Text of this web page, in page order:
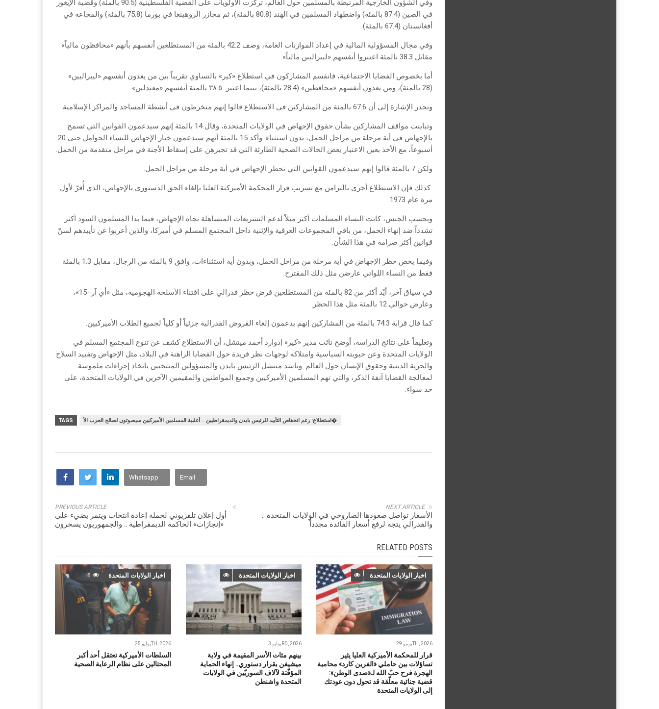
وفي الشؤون الخارجية المرتبطة بالمسلمين حول العالم، تركزت الأولويات على القضية الفلسطينية (90.5 بالمئة) وقضية الإيغور
في الصين (87.4 بالمئة) واضطهاد المسلمين في الهند (80.8 بالمئة)، ثم مجازر الروهينغا في بورما (75.8 بالمئة) والمجاعة في
أفغانستان (67.4 بالمئة).
وفي مجال المسؤولية المالية في إعداد الموازنات العامة، وصف 42.2 بالمئة من المستطلعين أنفسهم بأنهم «محافظون مالياً»
مقابل 38.3 بالمئة اعتبروا أنفسهم «ليبراليين مالياً».
أما بخصوص القضايا الاجتماعية، فانقسم المشاركون في استطلاع «كير» بالتساوي تقريباً بين من يعدون أنفسهم «ليبراليين»
(28 بالمئة)، ومن يعدون أنفسهم «محافظين» (28.4 بالمئة)، بينما اعتبر
٣٨.٥ بالمئة أنفسهم «معتدلين».
وتجدر الإشارة إلى أن 67.6 بالمئة من المشاركين في الاستطلاع قالوا إنهم منخرطون في أنشطة المساجد والمراكز الإسلامية.
وتباينت مواقف المشاركين بشأن حقوق الإجهاض في الولايات المتحدة، وقال 14 بالمئة إنهم سيدعمون القوانين التي تسمح
بالإجهاض في أية مرحلة من مراحل الحمل، بدون استثناء. وأكد 15 بالمئة أنهم سيدعمون خيار الإجهاض للنساء الحوامل حتى 20
أسبوعاً، مع الأخذ بعين الاعتبار بعض الحالات الصحية الطارئة التي قد تجبرهن على إسقاط الأجنة في مراحل متقدمة من الحمل.
ولكن 7 بالمئة قالوا إنهم سيدعمون القوانين التي تحظر الإجهاض في أية مرحلة من مراحل الحمل.
كذلك فإن الاستطلاع أجري بالتزامن مع تسريب قرار المحكمة الأميركية العليا بإلغاء الحق الدستوري بالإجهاض، الذي أُقرّ لأول
مرة عام 1973.
وبحسب الجنس، كانت النساء المسلمات أكثر ميلاً لدعم التشريعات المتساهلة تجاه الإجهاض، فيما بدا المسلمون السود أكثر
تشدداً ضد إنهاء الحمل، من باقي المجموعات العرقية والإثنية داخل المجتمع المسلم في أميركا، والذين أعربوا عن تأييدهم لسنّ
قوانين أكثر صرامة في هذا الشأن.
وفيما يخص حظر الإجهاض في أية مرحلة من مراحل الحمل، وبدون أية استثناءات، وافق 9 بالمئة من الرجال، مقابل 1.3 بالمئة
فقط من النساء اللواتي عارضن مثل ذلك المقترح.
في سياق آخر، أيّد أكثر من 82 بالمئة من المستطلعين فرض حظر فدرالي على اقتناء الأسلحة الهجومية، مثل «أي آر–15»،
وعارض حوالي 12 بالمئة مثل هذا الحظر.
كما قال قرابة 74.3 بالمئة من المشاركين إنهم يدعمون إلغاء القروض الفدرالية جزئياً أو كلياً لجميع الطلاب الأميركيين.
وتعليقاً على نتائج الدراسة، أوضح نائب مدير «كير» إدوارد أحمد ميتشل، أن الاستطلاع كشف عن تنوع المجتمع المسلم في
الولايات المتحدة وعن حيويته السياسية وامتلاكه لوجهات نظر فريدة حول القضايا الراهنة في البلاد، مثل الإجهاض وتقييد السلاح
والحرية الدينية وحقوق الإنسان حول العالم. وناشد ميتشل الرئيس بايدن والمسؤولين المنتخبين باتخاذ إجراءات ملموسة
لمعالجة القضايا آنفة الذكر، والتي تهم المسلمين الأميركيين وجميع المواطنين والمقيمين الآخرين في الولايات المتحدة، على
حد سواء.
TAGS استطلاع: رغم انخفاض التأييد للرئيس بايدن والديمقراطيين .. أغلبية المسلمين الأميركيين سيصوتون لصالح الحزب الأ�
Whatsapp Email
NEXT ARTICLE
الأسعار تواصل صعودها الصاروخي في الولايات المتحدة ..
والفدرالي يتجه لرفع أسعار الفائدة مجدداً
PREVIOUS ARTICLE
أول إعلان تلفزيوني لحملة إعادة انتخاب ويتمر يضيء على
«إنجازات» الحاكمة الديمقراطية .. والجمهوريون يسخرون
RELATED POSTS
اخبار الولايات المتحدة
يوليو 25TH, 2026
السلطات الأميركية تعتقل أحد أكبر
المحتالين على نظام الرعاية الصحية
اخبار الولايات المتحدة
يوليو 3RD, 2026
بينهم مئات الأسر المقيمة في ولاية
ميشيغن بقرار دستوري.. إنهاء الحماية
المؤقّتة لآلاف السوريّين في الولايات
المتحدة واشنطن
اخبار الولايات المتحدة
يونيو 29TH, 2026
قرار للمحكمة الأميركية العليا يثير
تساؤلات بين حاملي «الغرين كارد» محامية
الهجرة فرح حبّ الله لـ«صدى الوطن»:
قضية جنائية معلّقة قد تحول دون عودتك
إلى الولايات المتحدة